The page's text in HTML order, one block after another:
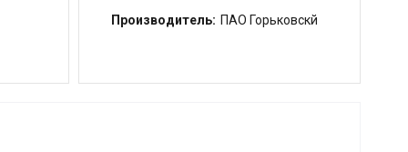
Производитель: ПАО Горьковскй